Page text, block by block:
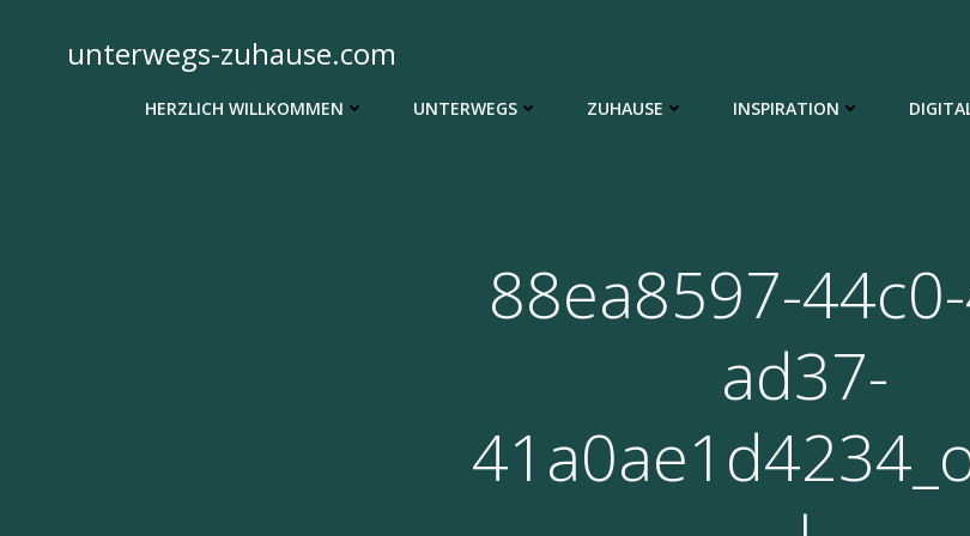
springenunterwegs-zuhause.com
HERZLICH WILLKOMMEN UNTERWEGS ZUHAUSE INSPIRATION
88ea8597-
ad37-